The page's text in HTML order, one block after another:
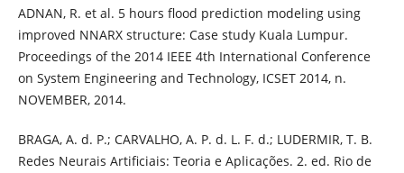
ADNAN, R. et al. 5 hours flood prediction modeling using
improved NNARX structure: Case study Kuala Lumpur.
Proceedings of the 2014 IEEE 4th International Conference
on System Engineering and Technology, ICSET 2014, n.
NOVEMBER, 2014.
BRAGA, A. d. P.; CARVALHO, A. P. d. L. F. d.; LUDERMIR, T. B.
Redes Neurais Artificiais: Teoria e Aplicações. 2. ed. Rio de